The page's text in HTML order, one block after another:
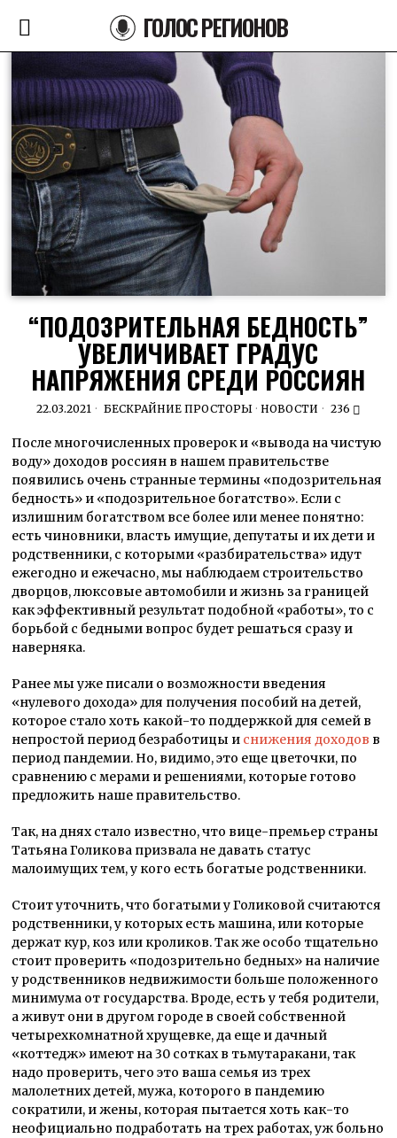
ГОЛОС РЕГИОНОВ
“ПОДОЗРИТЕЛЬНАЯ БЕДНОСТЬ”
УВЕЛИЧИВАЕТ ГРАДУС
НАПРЯЖЕНИЯ СРЕДИ РОССИЯН
22.03.2021 БЕСКРАЙНИЕ ПРОСТОРЫ · НОВОСТИ 236
После многочисленных проверок и «вывода на чистую
воду» доходов россиян в нашем правительстве
появились очень странные термины «подозрительная
бедность» и «подозрительное богатство». Если с
излишним богатством все более или менее понятно:
есть чиновники, власть имущие, депутаты и их дети и
родственники, с которыми «разбирательства» идут
ежегодно и ежечасно, мы наблюдаем строительство
дворцов, люксовые автомобили и жизнь за границей
как эффективный результат подобной «работы», то с
борьбой с бедными вопрос будет решаться сразу и
наверняка.
Ранее мы уже писали о возможности введения
«нулевого дохода» для получения пособий на детей,
которое стало хоть какой-то поддержкой для семей в
непростой период безработицы и снижения доходов в
период пандемии. Но, видимо, это еще цветочки, по
сравнению с мерами и решениями, которые готово
предложить наше правительство.
Так, на днях стало известно, что вице-премьер страны
Татьяна Голикова призвала не давать статус
малоимущих тем, у кого есть богатые родственники.
Стоит уточнить, что богатыми у Голиковой считаются
родственники, у которых есть машина, или которые
держат кур, коз или кроликов. Так же особо тщательно
стоит проверить «подозрительно бедных» на наличие
у родственников недвижимости больше положенного
минимума от государства. Вроде, есть у тебя родители,
а живут они в другом городе в своей собственной
четырехкомнатной хрущевке, да еще и дачный
«коттедж» имеют на 30 сотках в тьмутаракани, так
надо проверить, чего это ваша семья из трех
малолетних детей, мужа, которого в пандемию
сократили, и жены, которая пытается хоть как-то
неофициально подработать на трех работах, уж больно